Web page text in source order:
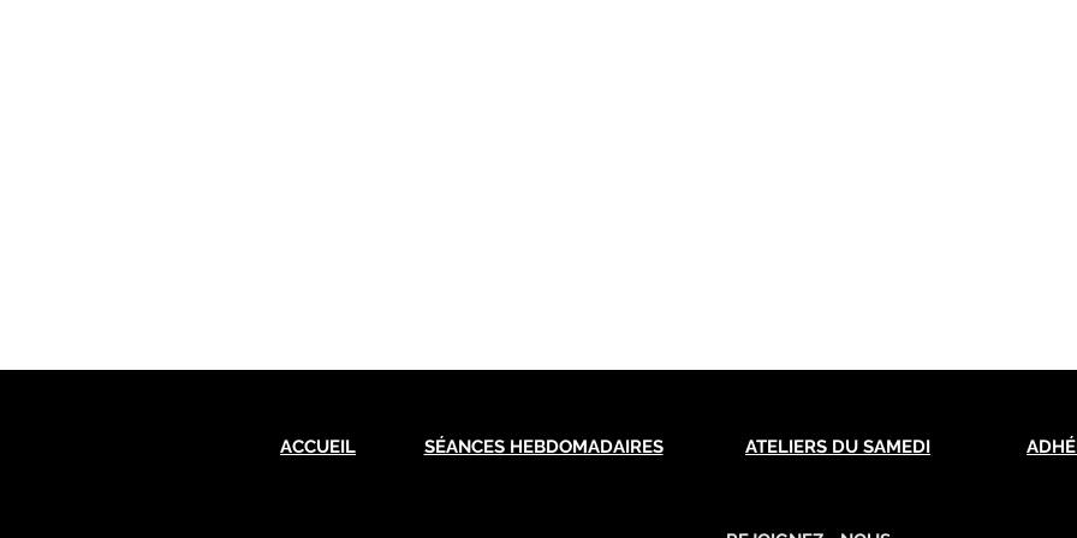
ACCUEIL SÉANCES HEBDOMADAIRES ATELIERS DU SAMEDI